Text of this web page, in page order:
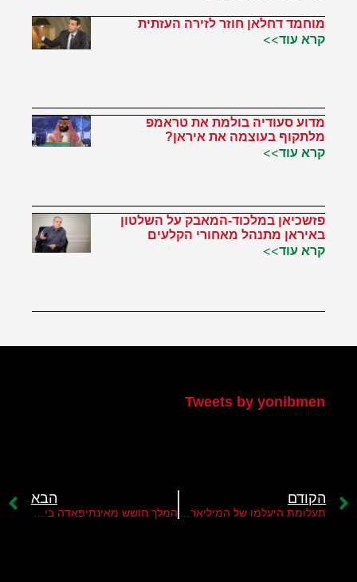
מוחמד דחלאן חוזר לזירה העזתית
קרא עוד>>
מדוע סעודיה בולמת את טראמפ
מלתקוף בעוצמה את איראן?
קרא עוד>>
פזשכיאן במלכוד-המאבק על השלטון
באיראן מתנהל מאחורי הקלעים
קרא עוד>>
Tweets by yonibmen
הקודם
תעלומת היעלמו של המיליארדר ראמי מח'לוף
הבא
המלך חושש מאינתיפאדה בירדן